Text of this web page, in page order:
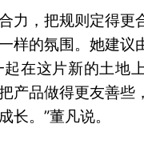
力，把规则定得
样的氛围。她建
在这片新的土地
产品做得更友善
长。”董凡说。